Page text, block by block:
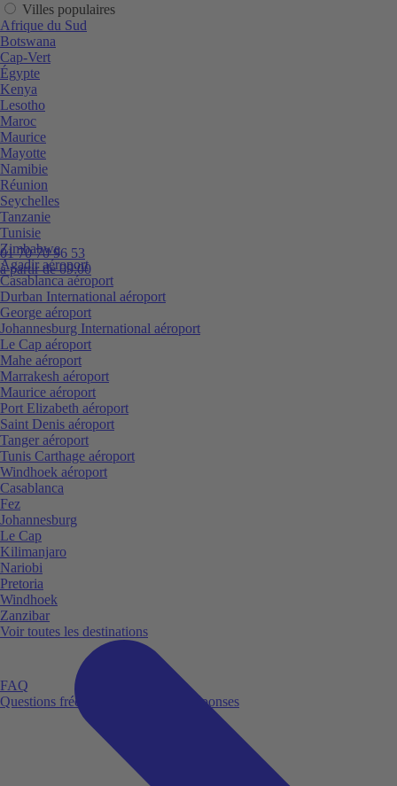
01 70 70 96 53
à partir de 09:00
FAQ
Questions fréquemment posées et réponses
Villes populaires
Afrique du Sud
Botswana
Cap-Vert
Égypte
Kenya
Lesotho
Maroc
Maurice
Mayotte
Namibie
Réunion
Seychelles
Tanzanie
Tunisie
Zimbabwe
Agadir aéroport
Casablanca aéroport
Durban International aéroport
George aéroport
Johannesburg International aéroport
Le Cap aéroport
Mahe aéroport
Marrakesh aéroport
Maurice aéroport
Port Elizabeth aéroport
Saint Denis aéroport
Tanger aéroport
Tunis Carthage aéroport
Windhoek aéroport
Casablanca
Fez
Johannesburg
Le Cap
Kilimanjaro
Nariobi
Pretoria
Windhoek
Zanzibar
Voir toutes les destinations